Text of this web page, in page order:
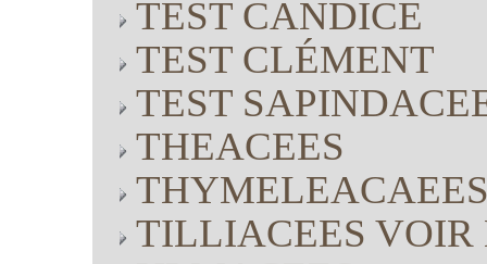
TEST CANDICE
TEST CLÉMENT
TEST
THEACEES
TILLIACEES VOIR